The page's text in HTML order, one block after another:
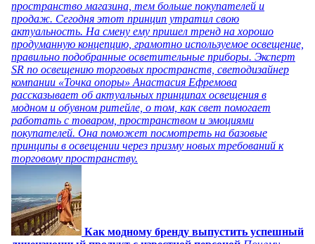
пространство магазина, тем больше покупателей и
продаж. Сегодня этот принцип утратил свою
актуальность. На смену ему пришел тренд на хорошо
продуманную концепцию, грамотно используемое освещение,
правильно подобранные осветительные приборы. Эксперт
SR по освещению торговых пространств, светодизайнер
компании «Точка опоры» Анастасия Ефремова
рассказывает об актуальных принципах освещения в
модном и обувном ритейле, о том, как свет помогает
работать с товаром, пространством и эмоциями
покупателей. Она поможет посмотреть на базовые
принципы в освещении через призму новых требований к
торговому пространству.
Как модному бренду выпустить успешный